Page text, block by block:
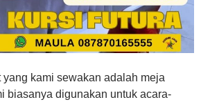
kami sewakan adalah meja
biasanya digunakan untuk acara-